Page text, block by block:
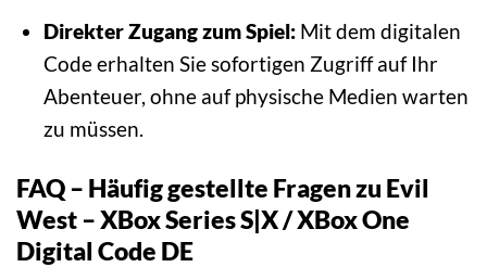
Direkter Zugang zum Spiel:Mit dem digitalen
Code erhalten Sie sofortigen Zugriff auf Ihr
Abenteuer, ohne auf physische Medien warten
zu müssen.
FAQ – Häufig gestellte Fragen zu Evil
West – XBox Series S|X / XBox One
Digital Code DE